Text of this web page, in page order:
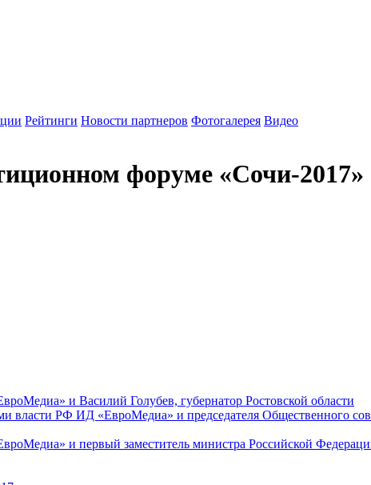
Рейтинги Новости партнеров Фотогалерея Видео
форуме «Сочи-2017»